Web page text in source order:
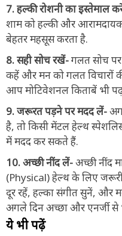
7. हल्की रोशनी का इस्तेमाल
शाम को हल्की और
बेहतर महसूस करता है.
8. सही सोच रखें-गलत सोच
कहें और मन को गलत विचारों
आप मोटिवेशनल किताबें भी
9. जरूरत पड़ने पर मदद लें-
है, तो किसी मेंटल हेल्थ
में मदद कर सकते हैं.
10. अच्छी नींद लें-अच्छी नींद
(Physical) हेल्थ के लिए
दूर रहें, हल्का संगीत सुनें, और
अगले दिन अच्छा और एनर्जी
ये भी पढ़ें